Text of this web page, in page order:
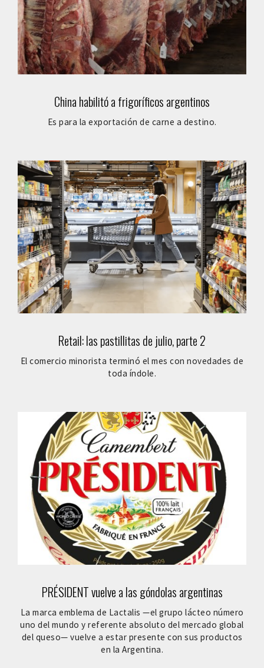
China habilitó a frigoríficos argentinos
Es para la exportación de carne a destino.
Retail: las pastillitas de julio, parte 2
El comercio minorista terminó el mes con novedades de
toda índole.
PRÉSIDENT vuelve a las góndolas argentinas
La marca emblema de Lactalis —el grupo lácteo número
uno del mundo y referente absoluto del mercado global
del queso— vuelve a estar presente con sus productos
en la Argentina.